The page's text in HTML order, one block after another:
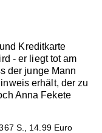
Kreditkarte
- er liegt tot am
der junge Mann
erhält, der zu
Anna Fekete
S., 14.99 Euro